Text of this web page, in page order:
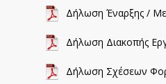
Δήλωση Έναρξης /
Δήλωση Διακοπής
Δήλωση Σχέσεων